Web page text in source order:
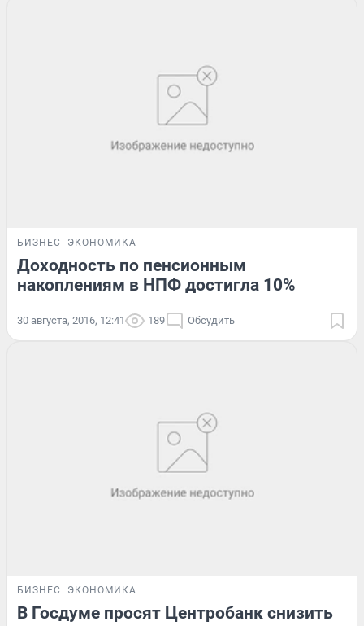
БИЗНЕС ЭКОНОМИКА
Доходность по пенсионным
накоплениям в НПФ достигла 10%
30 августа, 2016, 12:41 189 Обсудить
БИЗНЕС ЭКОНОМИКА
В Госдуме просят Центробанк снизить